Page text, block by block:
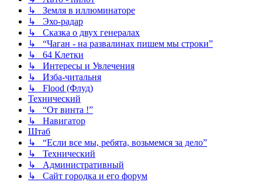
↳ Земля в иллюминаторе
↳ Эхо-радар
↳ Сказка о двух генералах
↳ “Чаган - на развалинах пишем мы строки”
↳ 64 Клетки
↳ Интересы и Увлечения
↳ Изба-читальня
↳ Flood (Флуд)
Технический
↳ “От винта !”
↳ Навигатор
Штаб
↳ “Если все мы, ребята, возьмемся за дело”
↳ Технический
↳ Административный
↳ Сайт городка и его форум